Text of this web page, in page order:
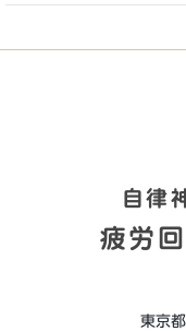
自律
疲労
東京